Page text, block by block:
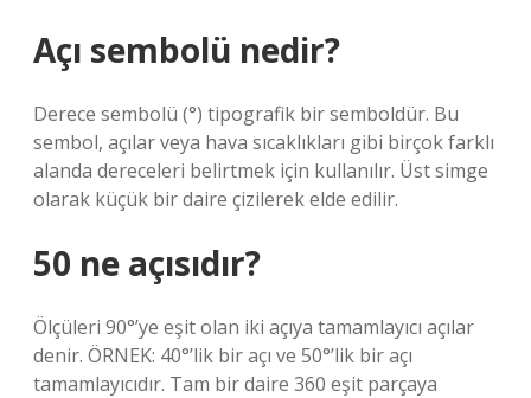
Açı sembolü nedir?
Derece sembolü (°) tipografik bir semboldür. Bu
sembol, açılar veya hava sıcaklıkları gibi birçok farklı
alanda dereceleri belirtmek için kullanılır. Üst simge
olarak küçük bir daire çizilerek elde edilir.
50 ne açısıdır?
Ölçüleri 90°’ye eşit olan iki açıya tamamlayıcı açılar
denir. ÖRNEK: 40°’lik bir açı ve 50°’lik bir açı
tamamlayıcıdır. Tam bir daire 360 ​​eşit parçaya